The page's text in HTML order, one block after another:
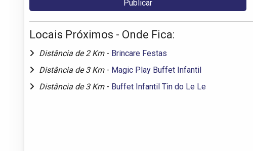
Locais Próximos - Onde Fica:
Distância de 2 Km - Brincare Festas
Distância de 3 Km - Magic Play Buffet Infantil
Distância de 3 Km - Buffet Infantil Tin do Le Le